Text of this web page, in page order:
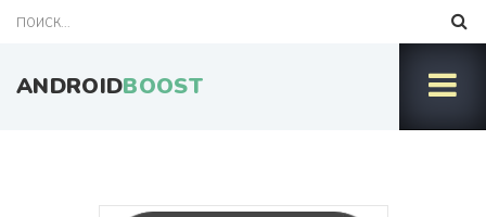
ANDROIDBOOST